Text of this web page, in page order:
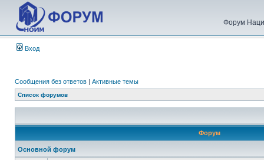
Форум
Вход
Сообщения без ответов | Активные темы
Список форумов
Форум
Основной форум